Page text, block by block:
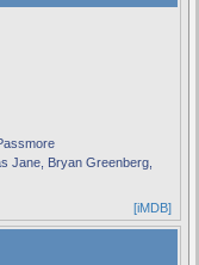
Jane, Bryan Greenberg,
[iMDB]